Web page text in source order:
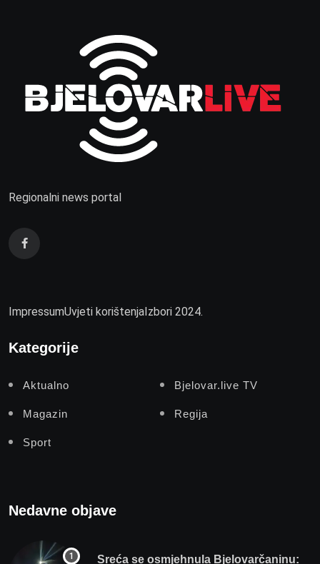
Regionalni news portal
ImpressumUvjeti korištenjaIzbori 2024.
Kategorije
Aktualno Bjelovar.live TV
Magazin Regija
Sport
Nedavne objave
Sreća se osmjehnula Bjelovarčaninu: